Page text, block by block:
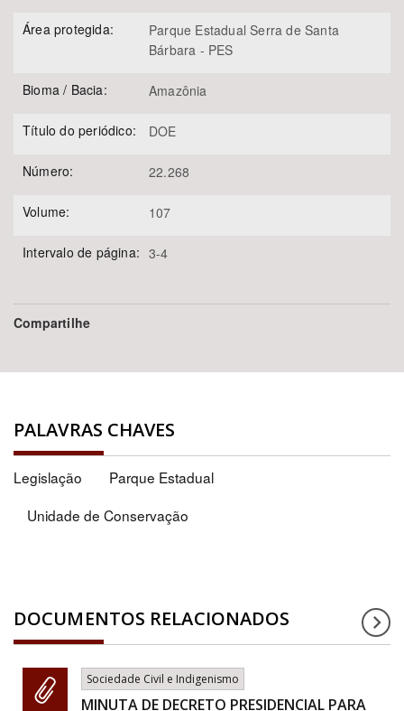
Área protegida:
Parque Estadual Serra de Santa
Bárbara - PES
Bioma / Bacia: Amazônia
Título do periódico: DOE
Número: 22.268
Volume: 107
Intervalo de página: 3-4
Compartilhe
PALAVRAS CHAVES
Legislação
Parque Estadual
Unidade de Conservação
DOCUMENTOS RELACIONADOS
Sociedade Civil e Indigenismo
MINUTA DE DECRETO PRESIDENCIAL PARA